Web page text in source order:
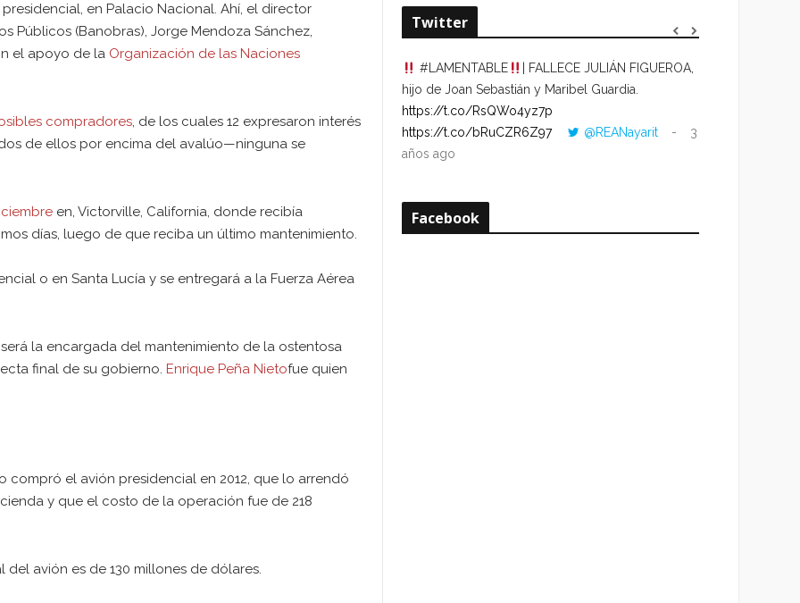
en Palacio Nacional. Ahí, el director
Públicos (Banobras), Jorge Mendoza Sánchez,
el apoyo de la Organización de las Naciones
compradores, de los cuales 12 expresaron interés
de ellos por encima del avalúo—ninguna se
en, Victorville, California, donde recibía
días, luego de que reciba un último mantenimiento.
o en Santa Lucía y se entregará a la Fuerza Aérea
la encargada del mantenimiento de la ostentosa
final de su gobierno. Enrique Peña Nietofue quien
el avión presidencial en 2012, que lo arrendó
y que el costo de la operación fue de 218
avión es de 130 millones de dólares.
Twitter
#LAMENTABLE
| FALLECE JULIÁN FIGUEROA,
hijo de Joan Sebastián y Maribel Guardia.
https://t.co/RsQWo4yz7p
https://t.co/bRuCZR6Z97
@REANayarit
3
años ago
Facebook